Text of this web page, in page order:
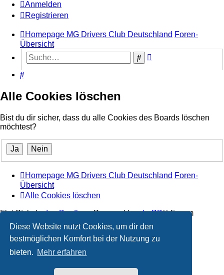
Diese Website nutzt Cookies, um dir den
bestmöglichen Komfort bei der Nutzung zu
bieten. Mehr erfahren
Anmelden
Registrieren
Homepage MG Drivers Club Deutschland Foren-
Übersicht
Suche
Suche
Alle Cookies löschen
Bist du dir sicher, dass du alle Cookies des Boards löschen
möchtest?
Homepage MG Drivers Club Deutschland Foren-
Übersicht
Alle Cookies löschen
Flat Style byIan Bradley• Powered byphpBB® Forum
Software © phpBB Limited
Deutsche Übersetzung durch phpBB.de